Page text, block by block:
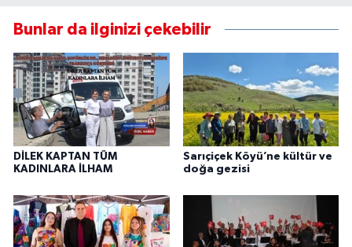
Bunlar da ilginizi çekebilir
DİLEK KAPTAN TÜM
KADINLARA İLHAM
Sarıçiçek Köyü’ne kültür ve
doğa gezisi